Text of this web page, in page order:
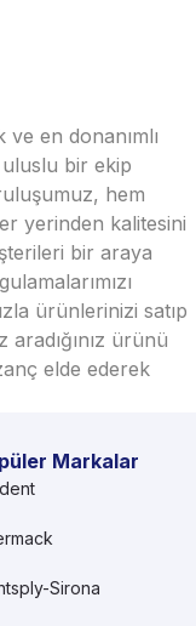
en donanımlı
bir ekip
hem
yerinden kalitesini
bir araya
ürünlerinizi satıp
ürünü
elde ederek
Markalar
Sirona